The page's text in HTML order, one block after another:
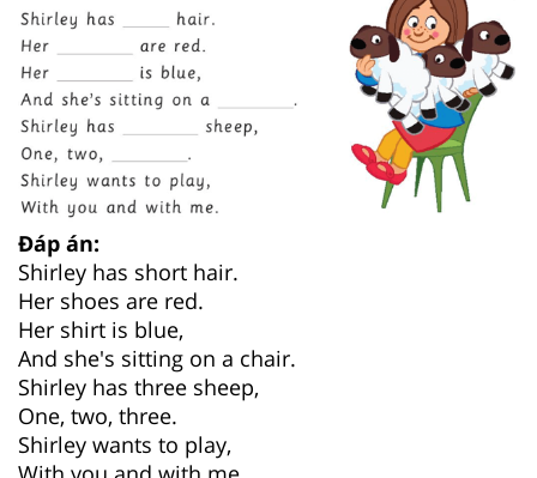
Đáp án:
Shirley has short hair.
Her shoes are red.
Her shirt is blue,
And she's sitting on a chair.
Shirley has three sheep,
One, two, three.
Shirley wants to play,